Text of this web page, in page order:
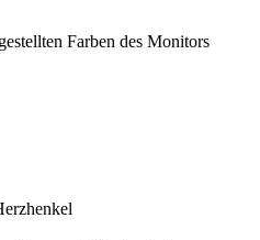
Farben des Monitors